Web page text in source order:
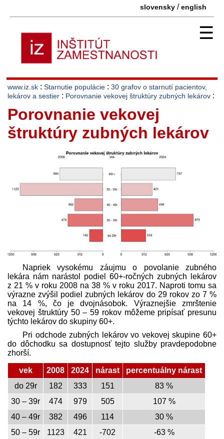
slovensky /english
☰
www.iz.sk : Starnutie populácie : 30 grafov o starnutí pacientov,
lekárov a sestier : Porovnanie vekovej štruktúry zubných lekárov :
Porovnanie vekovej
štruktúry zubných lekárov
Napriek vysokému záujmu o povolanie zubného
lekára nám narástol podiel 60+-ročných zubných lekárov
z 21 % v roku 2008 na 38 % v roku 2017. Naproti tomu sa
výrazne zvýšil podiel zubných lekárov do 29 rokov zo 7 %
na 14 %, čo je dvojnásobok. Výraznejšie zmrštenie
vekovej štruktúry 50 – 59 rokov môžeme pripísať presunu
týchto lekárov do skupiny 60+.
Pri odchode zubných lekárov vo vekovej skupine 60+
do dôchodku sa dostupnosť tejto služby pravdepodobne
zhorší.
vek 2008 2024 nárast
percentuálny nárast
do 29r
182 333 151
83 %
30 – 39r
474 979 505
107 %
40 – 49r
382 496 114
30 %
50 – 59r
1123 421 -702
-63 %